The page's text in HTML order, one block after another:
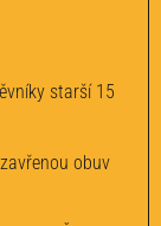
starší 15
obuv